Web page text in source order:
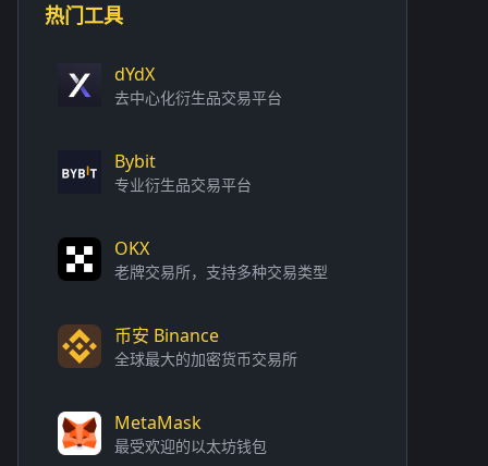
热门工具
dYdX
去中心化衍生品交易平台
Bybit
专业衍生品交易平台
OKX
老牌交易所，支持多种交易类型
币安 Binance
全球最大的加密货币交易所
MetaMask
最受欢迎的以太坊钱包